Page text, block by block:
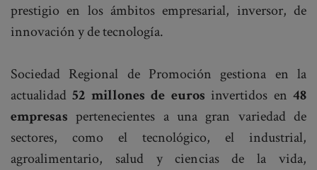
prestigio en los ámbitos empresarial, inversor, de
innovación y de tecnología.
Sociedad Regional de Promoción gestiona en la
actualidad52 millones de euros invertidos en48
empresas pertenecientes a una gran variedad de
sectores, como el tecnológico, el industrial,
agroalimentario, salud y ciencias de la vida,